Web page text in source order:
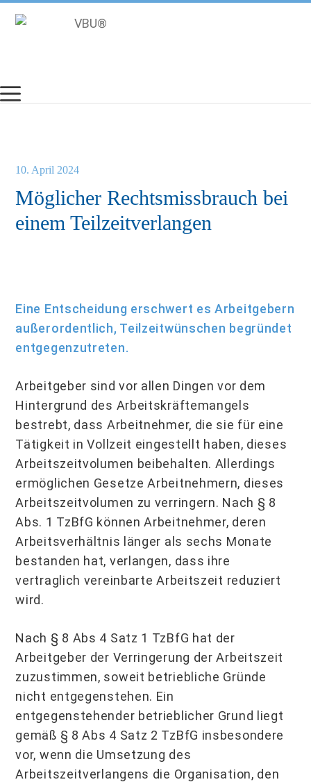
Inhalt
Möglicher Rechtsmissbrauch bei
einem Teilzeitverlangen
10. April 2024
Eine Entscheidung erschwert es Arbeitgebern
außerordentlich, Teilzeitwünschen begründet
entgegenzutreten.
Arbeitgeber sind vor allen Dingen vor dem
Hintergrund des Arbeitskräftemangels
bestrebt, dass Arbeitnehmer, die sie für eine
Tätigkeit in Vollzeit eingestellt haben, dieses
Arbeitszeitvolumen beibehalten. Allerdings
ermöglichen Gesetze Arbeitnehmern, dieses
Arbeitszeitvolumen zu verringern. Nach § 8
Abs. 1 TzBfG können Arbeitnehmer, deren
Arbeitsverhältnis länger als sechs Monate
bestanden hat, verlangen, dass ihre
vertraglich vereinbarte Arbeitszeit reduziert
wird.
Nach § 8 Abs 4 Satz 1 TzBfG hat der
Arbeitgeber der Verringerung der Arbeitszeit
zuzustimmen, soweit betriebliche Gründe
nicht entgegenstehen. Ein
entgegenstehender betrieblicher Grund liegt
gemäß § 8 Abs 4 Satz 2 TzBfG insbesondere
vor, wenn die Umsetzung des
Arbeitszeitverlangens die Organisation, den